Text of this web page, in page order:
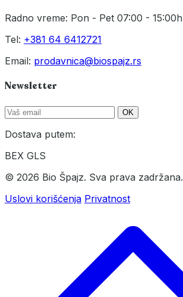
Radno vreme: Pon - Pet 07:00 - 15:00h
Tel: +381 64 6412721
Email: prodavnica@biospajz.rs
Newsletter
OK
Dostava putem:
BEX GLS
© 2026 Bio Špajz. Sva prava zadržana.
Uslovi korišćenja Privatnost